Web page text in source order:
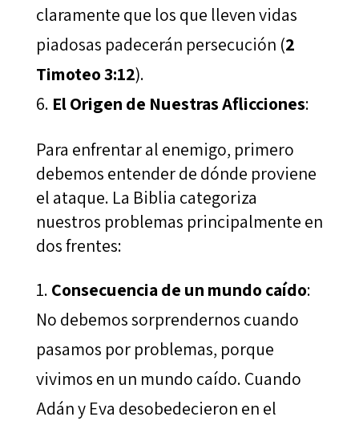
claramente que los que lleven vidas
piadosas padecerán persecución (2
Timoteo 3:12).
El Origen de Nuestras Aflicciones:
Para enfrentar al enemigo, primero
debemos entender de dónde proviene
el ataque. La Biblia categoriza
nuestros problemas principalmente en
dos frentes:
Consecuencia de un mundo caído:
No debemos sorprendernos cuando
pasamos por problemas, porque
vivimos en un mundo caído. Cuando
Adán y Eva desobedecieron en el